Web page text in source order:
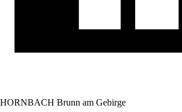
HORNBACH Brunn am Gebirge